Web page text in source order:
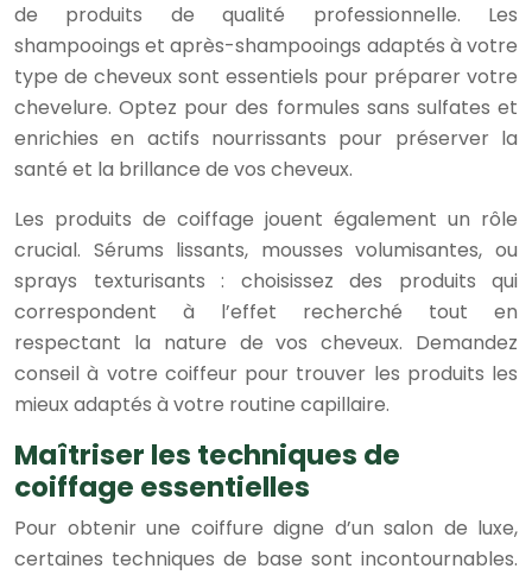
de produits de qualité professionnelle. Les
shampooings et après-shampooings adaptés à votre
type de cheveux sont essentiels pour préparer votre
chevelure. Optez pour des formules sans sulfates et
enrichies en actifs nourrissants pour préserver la
santé et la brillance de vos cheveux.
Les produits de coiffage jouent également un rôle
crucial. Sérums lissants, mousses volumisantes, ou
sprays texturisants : choisissez des produits qui
correspondent à l’effet recherché tout en
respectant la nature de vos cheveux. Demandez
conseil à votre coiffeur pour trouver les produits les
mieux adaptés à votre routine capillaire.
Maîtriser les techniques de
coiffage essentielles
Pour obtenir une coiffure digne d’un salon de luxe,
certaines techniques de base sont incontournables.